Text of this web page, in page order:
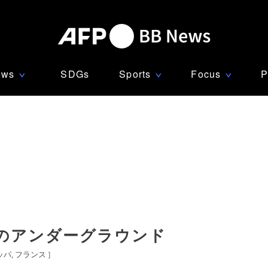
∨ SDGs Sports ∨ Focus ∨
アンダーグラウンド
パ フランス ]